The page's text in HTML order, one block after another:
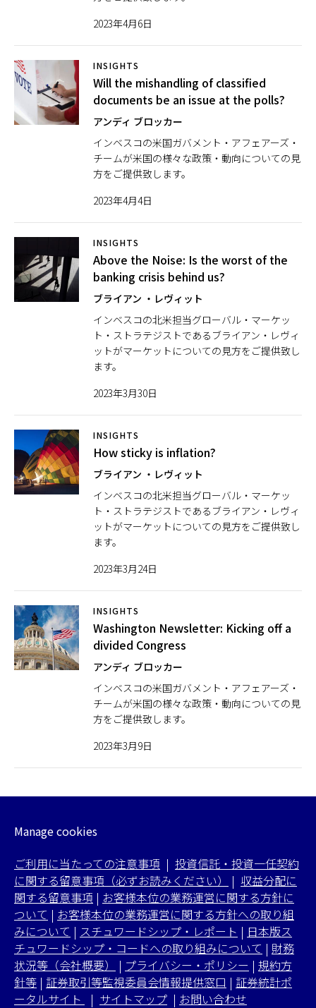
2023年4月6日
INSIGHTS
Will the mishandling of classified
documents be an issue at the polls?
アンディ ブロッカー
インベスコの米国ガバメント・アフェアーズ・
チームが米国の様々な政策・動向についての見
方をご提供致します。
2023年4月4日
INSIGHTS
Above the Noise: Is the worst of the
banking crisis behind us?
ブライアン ・レヴィット
インベスコの北米担当グローバル・マーケッ
ト・ストラテジストであるブライアン・レヴィ
ットがマーケットについての見方をご提供致し
ます。
2023年3月30日
INSIGHTS
How sticky is inflation?
ブライアン ・レヴィット
インベスコの北米担当グローバル・マーケッ
ト・ストラテジストであるブライアン・レヴィ
ットがマーケットについての見方をご提供致し
ます。
2023年3月24日
INSIGHTS
Washington Newsletter: Kicking off a
divided Congress
アンディ ブロッカー
インベスコの米国ガバメント・アフェアーズ・
チームが米国の様々な政策・動向についての見
方をご提供致します。
2023年3月9日
Manage cookies
ご利用に当たっての注意事項 | 投資信託・投資一任契約
に関する留意事項（必ずお読みください）
| 収益分配に
関する留意事項 | お客様本位の業務運営に関する方針に
ついて | お客様本位の業務運営に関する方針への取り組
みについて | スチュワードシップ・レポート | 日本版ス
チュワードシップ・コードへの取り組みについて | 財務
状況等（会社概要）
| プライバシー・ポリシー | 規約方
針等 | 証券取引等監視委員会情報提供窓口 | 証券統計ポ
ータルサイト
| サイトマップ | お問い合わせ